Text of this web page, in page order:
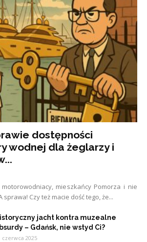
dostępności
wodnej dla żeglarzy i
mieszkańcy Pomorza i nie
Czy też macie dość tego, że...
jacht kontra muzealne
– Gdańsk, nie wstyd Ci?
czerwca 2025